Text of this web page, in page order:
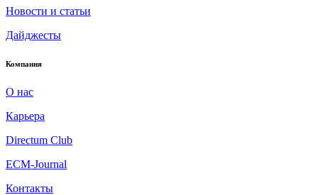
Новости и статьи
Дайджесты
Компания
О нас
Карьера
Directum Club
ECM-Journal
Контакты